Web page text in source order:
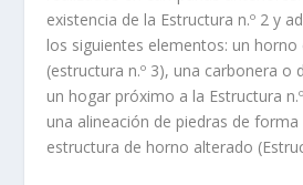
existencia de la Estructura n.º 2 y
los siguientes elementos: un
(estructura n.º 3), una carbonera o
un hogar próximo a la Estructura
una alineación de piedras de
estructura de horno alterado